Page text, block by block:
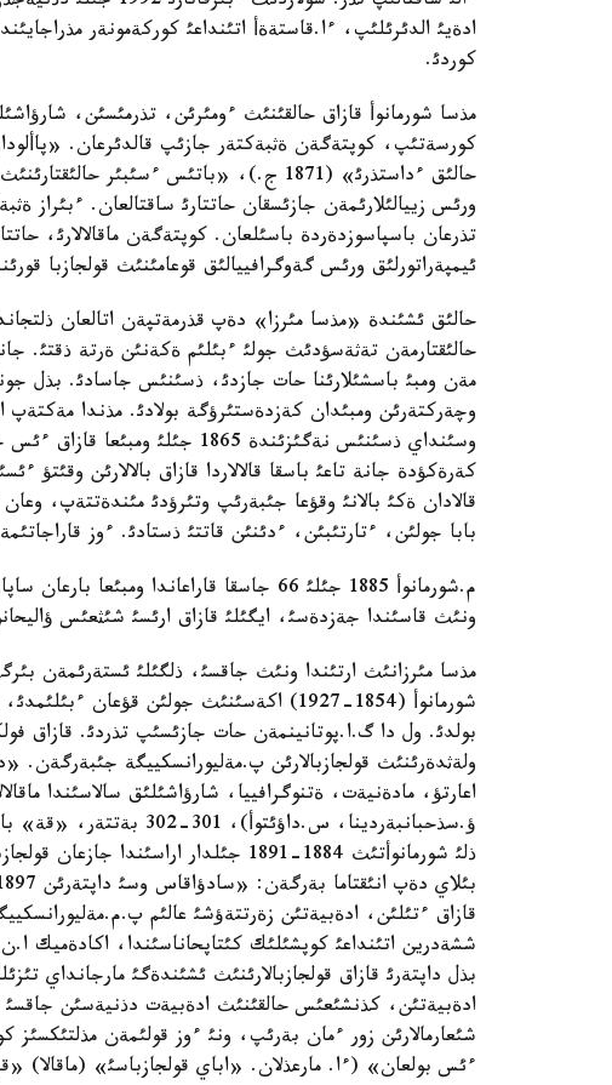
ادةيئ الدئرئلئپ، ءا.قاستةةأ اتئنداعئ كوركةمونةر
كوردئ.
مذسا شورمانوأ قازاق حالقئنئث ءومئرئن، تذرمئسئن،
ورئس زييالئلارئمةن جازئسقان حاتتارئ ساقتالعان. ءبئراز
تذرعان باسپاسوزدةردة باسئلعان. كوپتةگةن ماقالالارئ،
ئيمپةراتورلئق ورئس گةوگرافييالئق قوعامئنئث قولجازبا
حالئق ئشئندة «مذسا مئرزا» دةپ قذرمةتپةن اتالعان
حالئقتارمةن تةثةسؤدئث جولئ ءبئلئم ةكةنئن ةرتة ذقتئ.
مةن ومبئ باسشئلارئنا حات جازدئ، ذسئنئس جاسادئ. بذل
وچةركتةرئن ومبئدان كةزدةستئرؤگة بولادئ. مذندا مةكتةپ
وسئنداي ذسئنئس نةگئزئندة 1865
كةرةكؤدة جانة تاعئ باسقا قالالاردا قازاق بالالارئن وقئتؤ
قالادان ةكئ بالانئ وقؤعا جئبةرئپ وتئرؤدئ مئندةتتةپ،
بابا جولئن، ءتارتئبئن، ءدئنئن قاتتئ ذستادئ. ءوز
م.شورمانوأ 1885 جئلئ 66 جاسقا قاراعاندا
ونئث قاسئندا جةزدةسئ، ايگئلئ قازاق ارئسئ شئثعئس
مذسا مئرزانئث ارتئندا ونئث جاقسئ، ذلگئلئ ئستةرئمةن
شورمانوأ (1854-1927) اكةسئنئث جولئن
بولدئ. ول دا گ.ا.پوتانينمةن حات جازئسئپ تذردئ. قازاق
ولةثدةرئنئث قولجازبالارئن پ.مةليورانسكييگة جئبةرگةن.
اعارتؤ، مادةنيةت، ةتنوگرافييا، شارؤاشئلئق سالاسئندا
ذلئ شورمانوأتئث 1884-1891 جئلدار
قازاق ءتئلئن، ادةبيةتئن زةرتتةؤشئ عالئم
ششةدرين اتئنداعئ كوپشئلئك كئتاپحاناسئندا، اكادةميك
بذل داپتةرئ قازاق قولجازبالارئنئث ئشئندةگئ مارجانداي
ادةبيةتئن، كذنشئعئس حالقئنئث ادةبيةت دذنيةسئن جاقسئ
شئعارمالارئن زور ءمان بةرئپ، ونئ ءوز قولئمةن مذلتئكسئز
ءئس بولعان» (ءا. مارعذلان. «اباي قولجازباسئ» (ماقالا) «قازاق